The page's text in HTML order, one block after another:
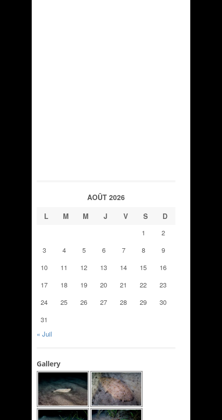
AOÛT 2026
L
M M J V S D
1
2
3
4 5 6 7 8
9
10
11 12 13 14 15
16
17
18 19 20 21 22
23
24
25 26 27 28 29
30
31
« Juil
Gallery